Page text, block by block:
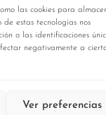
las cookies para
estas tecnologías nos
o las identificaciones
negativamente a
Ver preferencias